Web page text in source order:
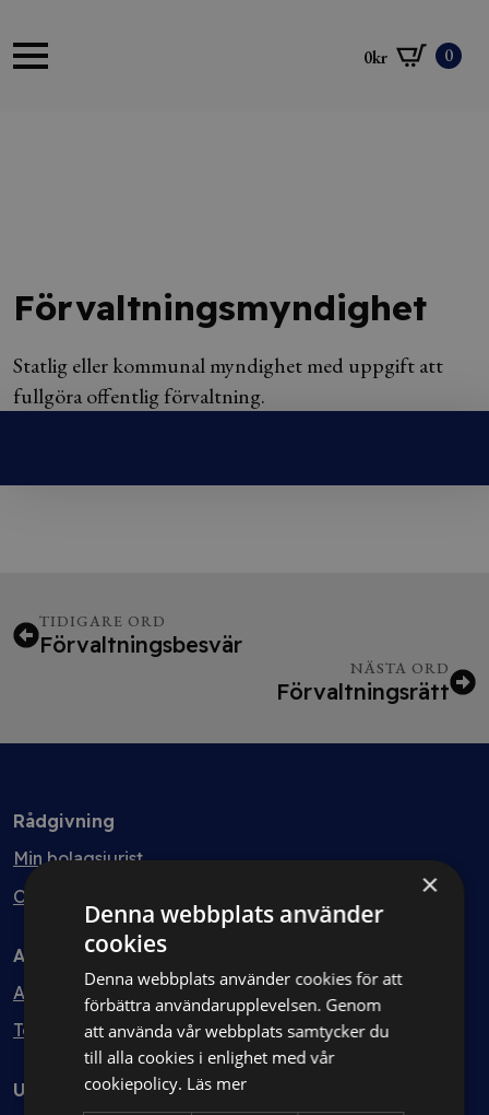
0kr 0
Förvaltningsmyndighet
Statlig eller kommunal myndighet med uppgift att
fullgöra offentlig förvaltning.
TIDIGARE ORD
Förvaltningsbesvär
NÄSTA ORD
Förvaltningsrätt
Rådgivning
Min bolagsjurist
Ombud
Avtal
Avtalshantering
Testa kostnadsfritt
Utbildning
×
Denna webbplats använder
cookies
Denna webbplats använder cookies för att
förbättra användarupplevelsen. Genom
att använda vår webbplats samtycker du
till alla cookies i enlighet med vår
cookiepolicy. Läs mer